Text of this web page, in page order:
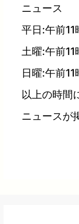
ニュース
平日:午前11
土曜:午前11
日曜:午前11
以上の時間
ニュースが